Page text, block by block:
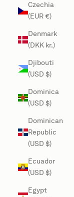
Czechia
(EUR €)
Denmark
(DKK kr.)
Djibouti
(USD $)
Dominica
(USD $)
Dominican
Republic
(USD $)
Ecuador
(USD $)
Egypt